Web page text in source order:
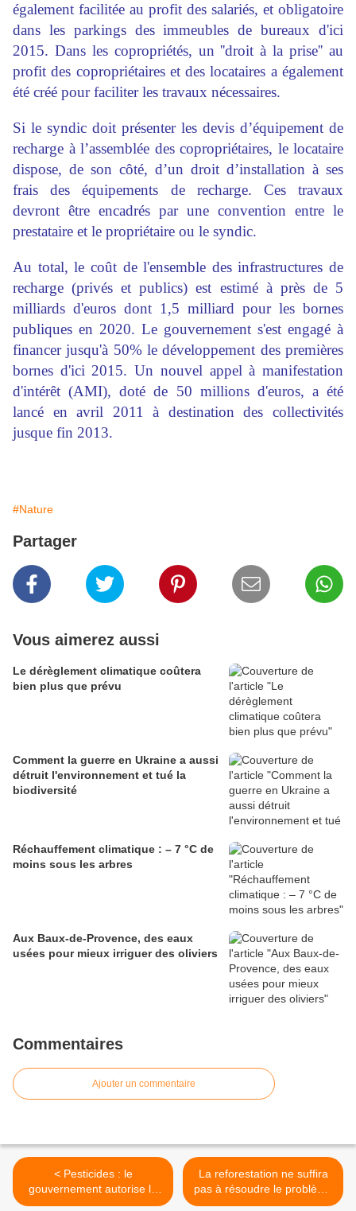
également facilitée au profit des salariés, et obligatoire
dans les parkings des immeubles de bureaux d'ici
2015. Dans les copropriétés, un ''droit à la prise'' au
profit des copropriétaires et des locataires a également
été créé pour faciliter les travaux nécessaires.
Si le syndic doit présenter les devis d’équipement de
recharge à l’assemblée des copropriétaires, le locataire
dispose, de son côté, d’un droit d’installation à ses
frais des équipements de recharge. Ces travaux
devront être encadrés par une convention entre le
prestataire et le propriétaire ou le syndic.
Au total, le coût de l'ensemble des infrastructures de
recharge (privés et publics) est estimé à près de 5
milliards d'euros dont 1,5 milliard pour les bornes
publiques en 2020. Le gouvernement s'est engagé à
financer jusqu'à 50% le développement des premières
bornes d'ici 2015. Un nouvel appel à manifestation
d'intérêt (AMI), doté de 50 millions d'euros, a été
lancé en avril 2011 à destination des collectivités
jusque fin 2013.
#Nature
Partager
Vous aimerez aussi
Le dérèglement climatique coûtera
bien plus que prévu
Comment la guerre en Ukraine a aussi
détruit l'environnement et tué la
biodiversité
Réchauffement climatique : – 7 °C de
moins sous les arbres
Aux Baux-de-Provence, des eaux
usées pour mieux irriguer des oliviers
Commentaires
Ajouter un commentaire
< Pesticides : le
gouvernement autorise le
Cruiser OSR
La reforestation ne suffira
pas à résoudre le problème
du réchauffement